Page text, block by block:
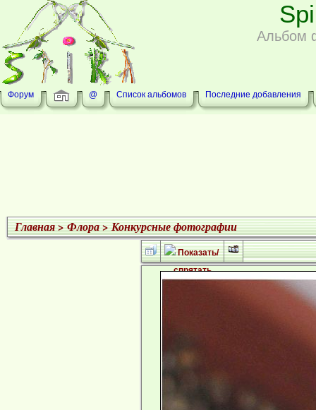
Альбом
Форум @ Список альбомов Последние добавления
Главная>Флора>Конкурсные фотографии